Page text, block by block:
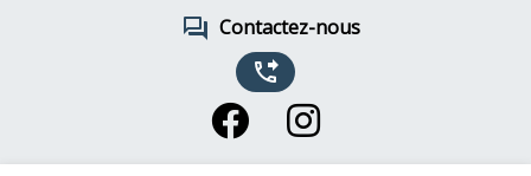
forum Contactez-nous
phone_forwarded